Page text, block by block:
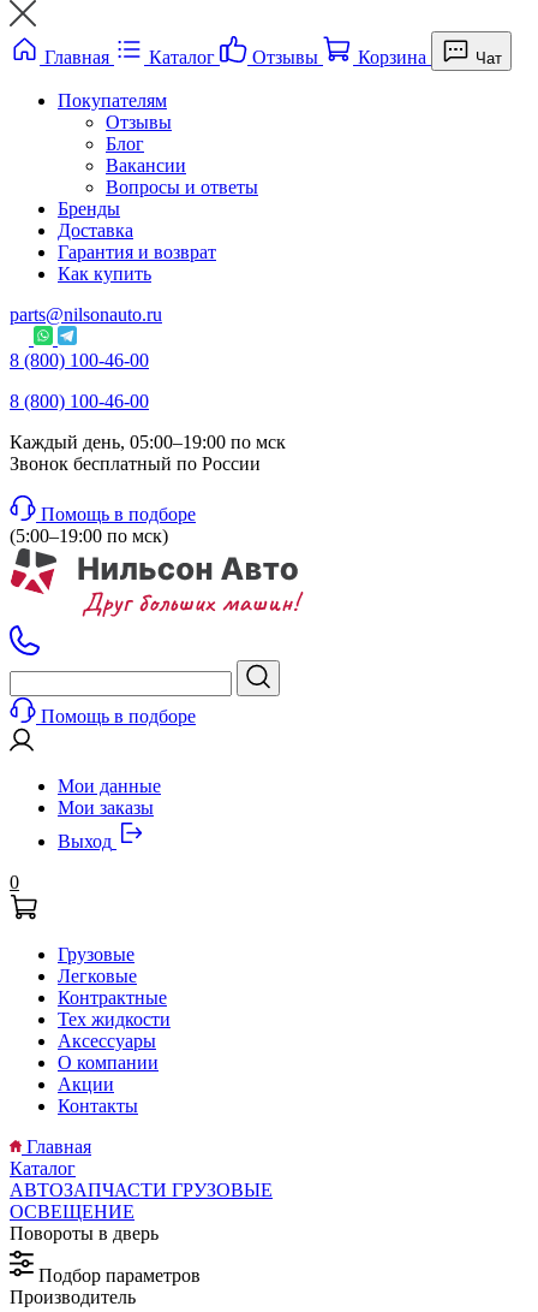
Главная Каталог Отзывы Корзина Чат
Покупателям
Отзывы
Блог
Вакансии
Вопросы и ответы
Бренды
Доставка
Гарантия и возврат
Как купить
parts@nilsonauto.ru
8 (800) 100-46-00
8 (800) 100-46-00
Каждый день, 05:00–19:00 по мск
Звонок бесплатный по России
Помощь в подборе
(5:00–19:00 по мск)
Помощь в подборе
Мои данные
Мои заказы
Выход
0
Грузовые
Легковые
Контрактные
Тех жидкости
Аксессуары
О компании
Акции
Контакты
Главная
Каталог
АВТОЗАПЧАСТИ ГРУЗОВЫЕ
ОСВЕЩЕНИЕ
Повороты в дверь
Подбор параметров
Производитель